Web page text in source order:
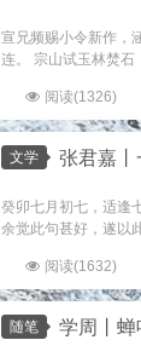
宣兄频赐小令新作，
连。 宗山试玉林焚石
阅读(1326)
文学 张君嘉丨
癸卯七月初七，适逢
余觉此句甚好，遂以
阅读(1632)
随笔 学周丨